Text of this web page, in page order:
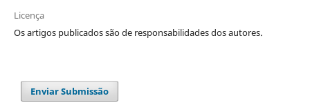
Licença
Os artigos publicados são de responsabilidades dos autores.
Enviar Submissão